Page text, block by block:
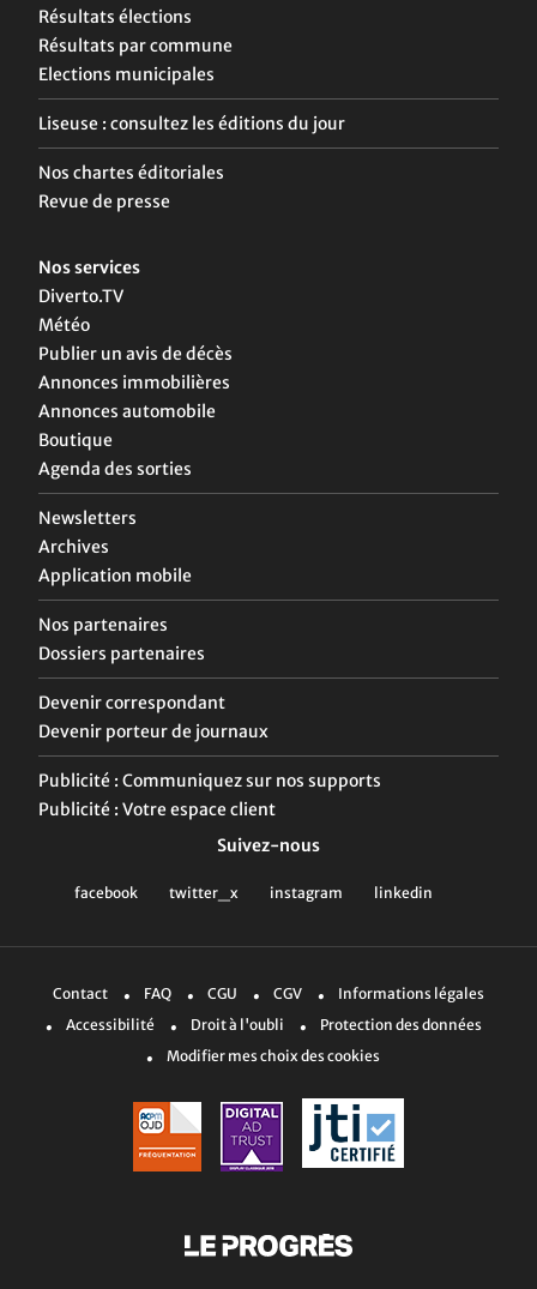
Résultats élections
Résultats par commune
Elections municipales
Liseuse : consultez les éditions du jour
Nos chartes éditoriales
Revue de presse
Nos services
Diverto.TV
Météo
Publier un avis de décès
Annonces immobilières
Annonces automobile
Boutique
Agenda des sorties
Newsletters
Archives
Application mobile
Nos partenaires
Dossiers partenaires
Devenir correspondant
Devenir porteur de journaux
Publicité : Communiquez sur nos supports
Publicité : Votre espace client
Suivez-nous
Contact FAQ CGU CGV
Informations légales
Accessibilité
Droit à l'oubli
Protection des données
Modifier mes choix des cookies